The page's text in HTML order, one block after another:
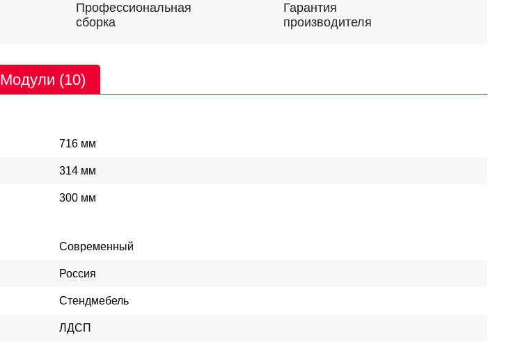
Профессиональная
сборка
Гарантия
производителя
Модули (10)
716 мм
314 мм
300 мм
Современный
Россия
Стендмебель
ЛДСП